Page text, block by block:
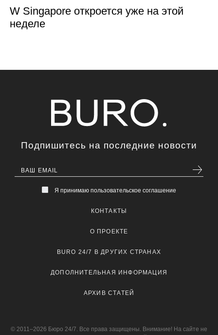
W Singapore откроется уже на этой
неделе
Подпишитесь на последние новости
Я принимаю пользовательское соглашение
КОНТАКТЫ
О ПРОЕКТЕ
BURO 24/7 В ДРУГИХ СТРАНАХ
ДОПОЛНИТЕЛЬНАЯ ИНФОРМАЦИЯ
АРХИВ СТАТЕЙ
© 2011–2026 Бюро 24/7. Все права защищены. Внимание! На сайте не